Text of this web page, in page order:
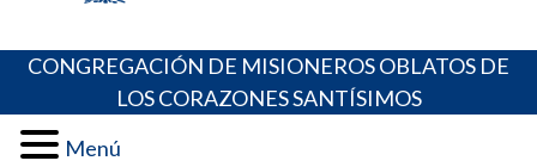
CONGREGACIÓN DE MISIONEROS OBLATOS DE
LOS CORAZONES SANTÍSIMOS
Menú